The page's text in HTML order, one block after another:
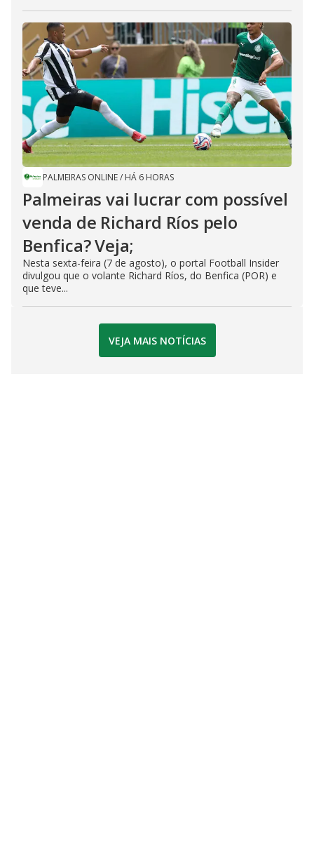
PALMEIRAS ONLINE/ HÁ 6 HORAS
Palmeiras vai lucrar com possível
venda de Richard Ríos pelo
Benfica? Veja;
Nesta sexta-feira (7 de agosto), o portal Football Insider
divulgou que o volante Richard Ríos, do Benfica (POR) e
que teve...
VEJA MAIS NOTÍCIAS